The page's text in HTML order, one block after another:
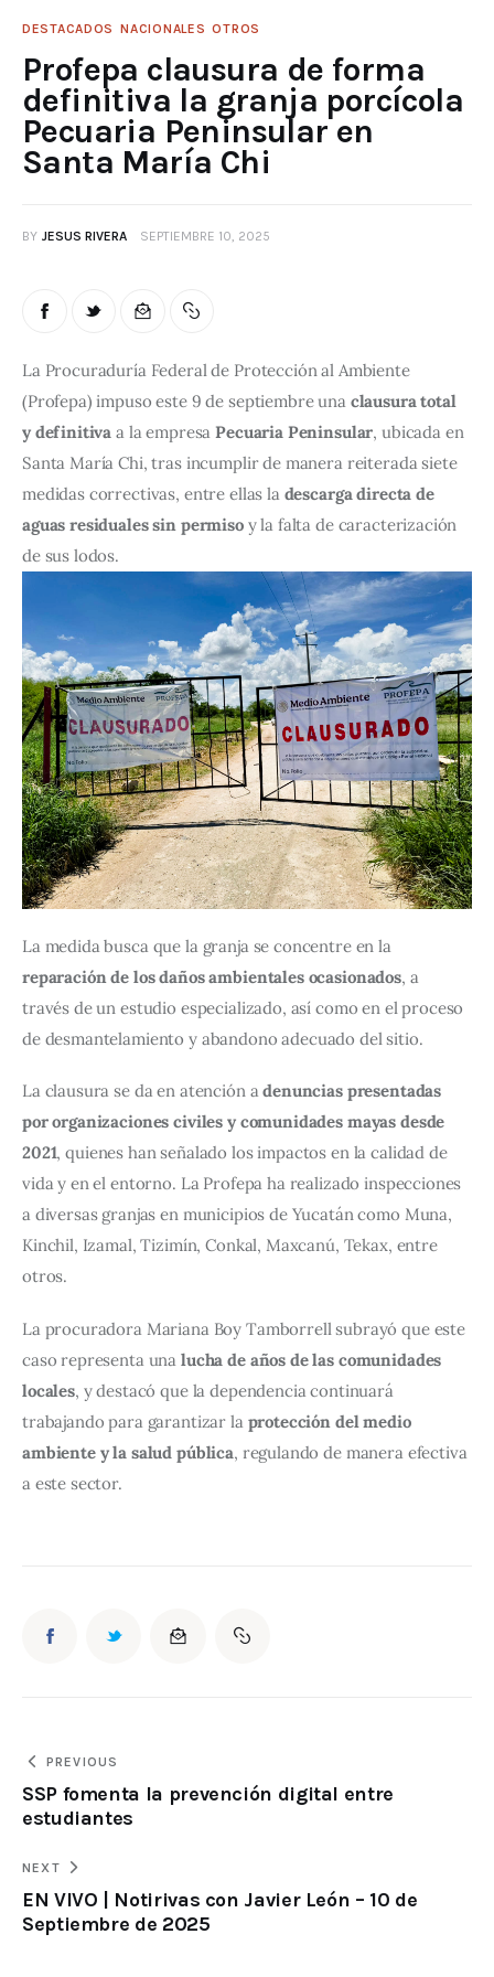
DESTACADOS NACIONALES OTROS
Profepa clausura de forma
definitiva la granja porcícola
Pecuaria Peninsular en
Santa María Chi
BY JESUS RIVERA SEPTIEMBRE 10, 2025
La Procuraduría Federal de Protección al Ambiente
(Profepa) impuso este 9 de septiembre una clausura total
y definitiva a la empresa Pecuaria Peninsular, ubicada en
Santa María Chi, tras incumplir de manera reiterada siete
medidas correctivas, entre ellas la descarga directa de
aguas residuales sin permiso y la falta de caracterización
de sus lodos.
La medida busca que la granja se concentre en la
reparación de los daños ambientales ocasionados, a
través de un estudio especializado, así como en el proceso
de desmantelamiento y abandono adecuado del sitio.
La clausura se da en atención a denuncias presentadas
por organizaciones civiles y comunidades mayas desde
2021, quienes han señalado los impactos en la calidad de
vida y en el entorno. La Profepa ha realizado inspecciones
a diversas granjas en municipios de Yucatán como Muna,
Kinchil, Izamal, Tizimín, Conkal, Maxcanú, Tekax, entre
otros.
La procuradora Mariana Boy Tamborrell subrayó que este
caso representa una lucha de años de las comunidades
locales, y destacó que la dependencia continuará
trabajando para garantizar la protección del medio
ambiente y la salud pública, regulando de manera efectiva
a este sector.
PREVIOUS
SSP fomenta la prevención digital entre
estudiantes
NEXT
EN VIVO | Notirivas con Javier León – 10 de
Septiembre de 2025